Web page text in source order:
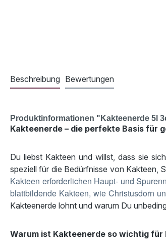
Beschreibung Bewertungen
Produktinformationen "Kakteenerde 5l
Kakteenerde – die perfekte Basis für
Du liebst Kakteen und willst, dass sie
speziell für die Bedürfnisse von Kakteen,
Kakteen erforderlichen Haupt- und
blattbildende Kakteen, wie Christusdorn
Kakteenerde lohnt und warum Du
Warum ist Kakteenerde so wichtig für